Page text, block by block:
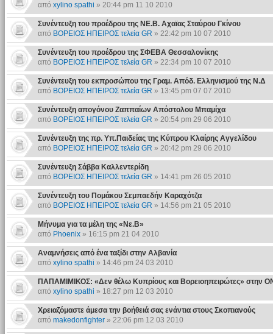
από xylino spathi » 20:44 pm 11 10 2010
Συνέντευξη του προέδρου της ΝΕ.Β. Αχαϊας Σταύρου Γκίνου
από ΒΟΡΕΙΟΣ ΗΠΕΙΡΟΣ τελεία GR » 22:42 pm 10 07 2010
Συνέντευξη του προέδρου της ΣΦΕΒΑ Θεσσαλονίκης
από ΒΟΡΕΙΟΣ ΗΠΕΙΡΟΣ τελεία GR » 22:34 pm 10 07 2010
Συνέντευξη του εκπροσώπου της Γραμ. Απόδ. Ελληνισμού της Ν.Δ
από ΒΟΡΕΙΟΣ ΗΠΕΙΡΟΣ τελεία GR » 13:45 pm 07 07 2010
Συνέντευξη απογόνου Ζαππαίων Απόστολου Μπαμίχα
από ΒΟΡΕΙΟΣ ΗΠΕΙΡΟΣ τελεία GR » 20:54 pm 29 06 2010
Συνέντευξη της πρ. Υπ.Παιδείας της Κύπρου Κλαίρης Αγγελίδου
από ΒΟΡΕΙΟΣ ΗΠΕΙΡΟΣ τελεία GR » 20:42 pm 29 06 2010
Συνέντευξη Σάββα Καλλεντερίδη
από ΒΟΡΕΙΟΣ ΗΠΕΙΡΟΣ τελεία GR » 14:41 pm 26 05 2010
Συνέντευξη του Πομάκου Σεμπαεδήν Καραχότζα
από ΒΟΡΕΙΟΣ ΗΠΕΙΡΟΣ τελεία GR » 14:56 pm 21 05 2010
Μήνυμα για τα μέλη της «Νε.Β»
από Phoenix» 16:15 pm 21 04 2010
Αναμνήσεις από ένα ταξίδι στην Αλβανία
από xylino spathi » 14:46 pm 24 03 2010
ΠΑΠΑΜΙΜΙΚΟΣ: «Δεν θέλω Κυπρίους και Βορειοηπειρώτες» στην
από xylino spathi » 18:27 pm 12 03 2010
Xρειαζόμαστε άμεσα την βοήθειά σας ενάντια στους Σκοπιανούς
από makedonfighter» 22:06 pm 12 03 2010